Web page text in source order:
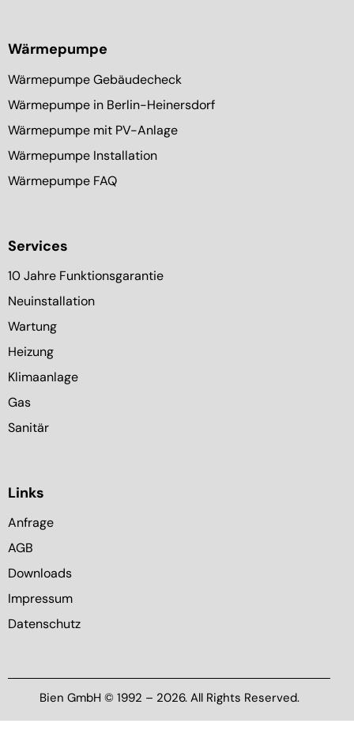
Wärmepumpe
Wärmepumpe Gebäudecheck
Wärmepumpe in Berlin-Heinersdorf
Wärmepumpe mit PV-Anlage
Wärmepumpe Installation
Wärmepumpe FAQ
Services
10 Jahre Funktionsgarantie
Neuinstallation
Wartung
Heizung
Klimaanlage
Gas
Sanitär
Links
Anfrage
AGB
Downloads
Impressum
Datenschutz
Bien GmbH © 1992 – 2026. All Rights Reserved.